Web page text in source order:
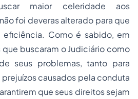
maior celeridade aos
foi deveras alterado para que
eficiência. Como é sabido, em
que buscaram o Judiciário como
seus problemas, tanto para
causados pela conduta
que seus direitos sejam